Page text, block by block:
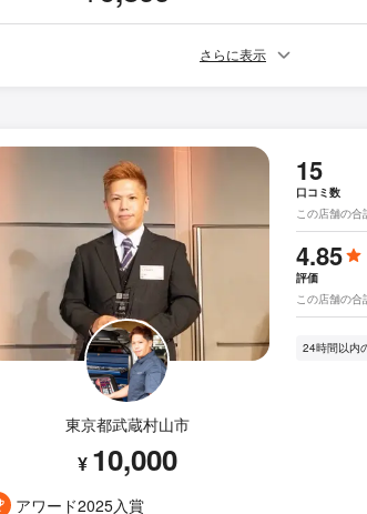
さらに表示
東京都武蔵村山市
¥ 10,000
アワード2025入賞
15
口コミ数
この店舗の合
4.85
評価
この店舗の合
24時間以内